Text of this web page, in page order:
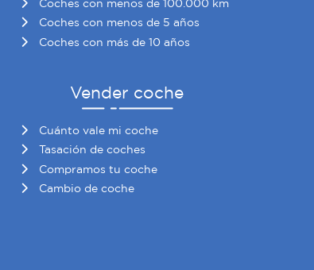
Coches con menos de 100.000 km
Coches con menos de 5 años
Coches con más de 10 años
Vender coche
Cuánto vale mi coche
Tasación de coches
Compramos tu coche
Cambio de coche